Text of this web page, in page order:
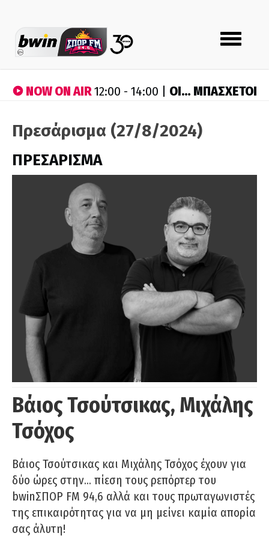
Toggle
navigation
NOW ON AIR12:00 - 14:00 | ΟΙ… ΜΠΑΣΧΕΤΟΙ
Πρεσάρισμα (27/8/2024)
ΠΡΕΣΑΡΙΣΜΑ
Βάιος Τσούτσικας, Μιχάλης
Τσόχος
Βάιος Τσούτσικας και Μιχάλης Τσόχος έχουν για
δύο ώρες στην… πίεση τους ρεπόρτερ του
bwinΣΠΟΡ FM 94,6 αλλά και τους πρωταγωνιστές
της επικαιρότητας για να μη μείνει καμία απορία
σας άλυτη!